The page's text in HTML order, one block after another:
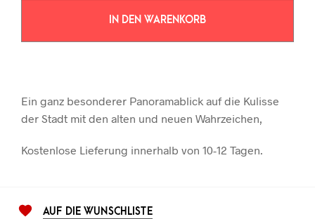
IN DEN WARENKORB
Ein ganz besonderer Panoramablick auf die Kulisse
der Stadt mit den alten und neuen Wahrzeichen,
Kostenlose Lieferung innerhalb von 10-12 Tagen.
AUF DIE WUNSCHLISTE